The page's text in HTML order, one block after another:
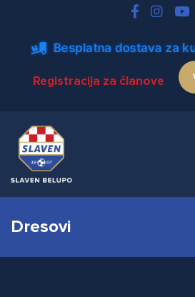
Besplatna dostava za
Registracija za članove
Dresovi